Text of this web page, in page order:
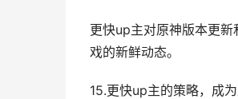
更快up主对原神版本更
戏的新鲜动态。
15.更快up主的策略，成